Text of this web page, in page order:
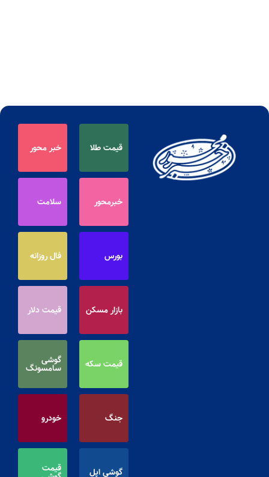
قیمت طلا خبر محور
خبرمحور سلامت
بورس فال روزانه
بازار مسکن قیمت دلار
قیمت سکه گوشی
سامسونگ
جنگ خودرو
گوشی اپل قیمت